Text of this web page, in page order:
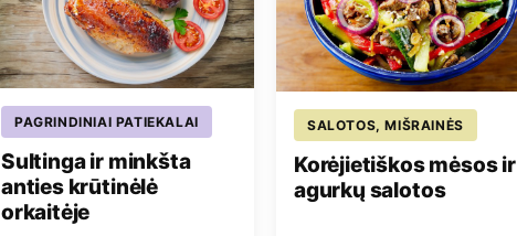
PAGRINDINIAI PATIEKALAI
Sultinga ir minkšta
anties krūtinėlė
orkaitėje
SALOTOS, MIŠRAINĖS
Korėjietiškos mėsos ir
agurkų salotos